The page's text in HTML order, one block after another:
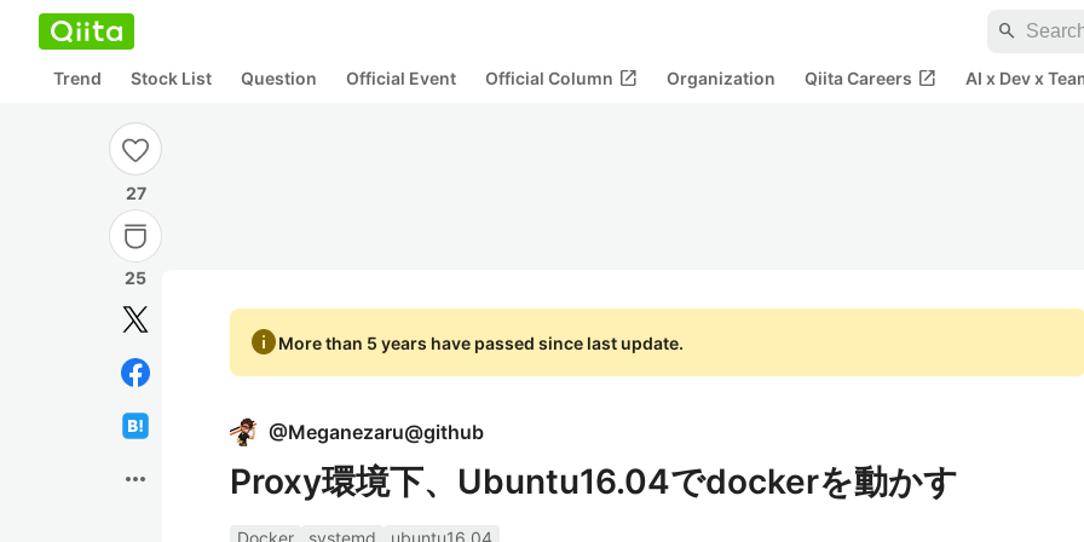
search
Trend Stock List Question Official Event Official Column open_in_new Organization Qiita Careers open_in_new AI x Dev x
27
25
more_horiz
infoMore than 5 years have passed since last update.
@Meganezaru@github
Proxy環境下、Ubuntu16.04でdockerを動かす
Docker systemd
ubuntu16.04